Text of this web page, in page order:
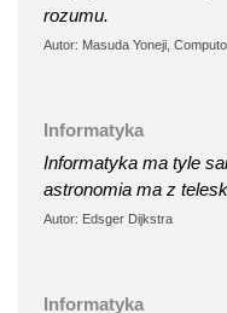
rozumu.
Autor: Masuda Yoneji,
Informatyka
Informatyka ma tyle
astronomia ma z
Autor: Edsger Dijkstra
Informatyka